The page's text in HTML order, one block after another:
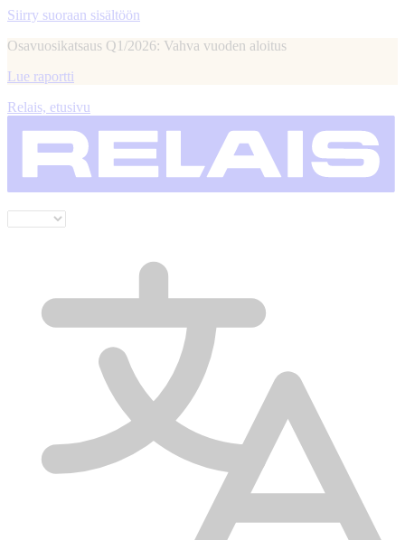
Siirry suoraan sisältöön
Osavuosikatsaus Q1/2026: Vahva vuoden aloitus
Lue raportti
Relais, etusivu